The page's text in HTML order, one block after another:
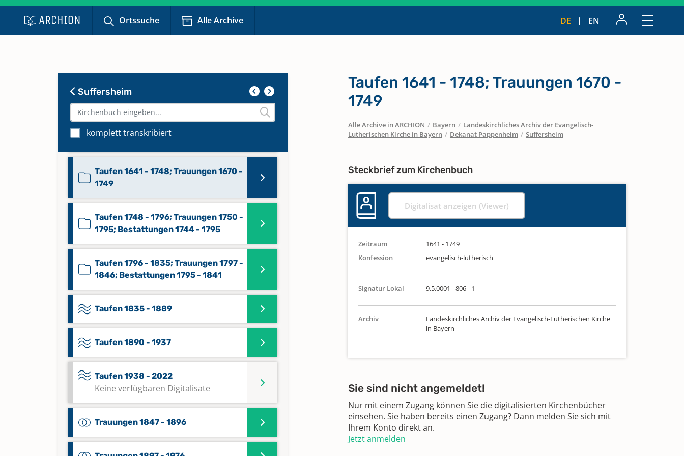
Ortssuche Alle Archive DE EN
Suffersheim
komplett transkribiert
Bestattungen 1977 - 2023
Konfirmationen 1895 - 1990
Konfirmationen 1991 - 2022
Keine verfügbaren Digitalisate
Taufen 1641 - 1748; Trauungen 1670 -
1749
Taufen 1748 - 1796; Trauungen 1750 -
1795; Bestattungen 1744 - 1795
Taufen 1796 - 1835; Trauungen 1797 -
1846; Bestattungen 1795 - 1841
Taufen 1835 - 1889
Taufen 1890 - 1937
Taufen 1938 - 2022
Keine verfügbaren Digitalisate
Trauungen 1847 - 1896
Taufen 1641 - 1748; Trauungen 1670 -
1749
Alle Archive in ARCHION / Bayern / Landeskirchliches Archiv der Evangelisch-
Lutherischen Kirche in Bayern / Dekanat Pappenheim / Suffersheim
Steckbrief zum Kirchenbuch
Digitalisat anzeigen (Viewer)
Zeitraum
1641 - 1749
Konfession
evangelisch-lutherisch
Signatur Lokal 9.5.0001 - 806 - 1
Archiv
Landeskirchliches Archiv der Evangelisch-Lutherischen Kirche
in Bayern
Sie sind nicht angemeldet!
Nur mit einem Zugang können Sie die digitalisierten Kirchenbücher
einsehen. Sie haben bereits einen Zugang? Dann melden Sie sich mit
Ihrem Konto direkt an.
Jetzt anmelden